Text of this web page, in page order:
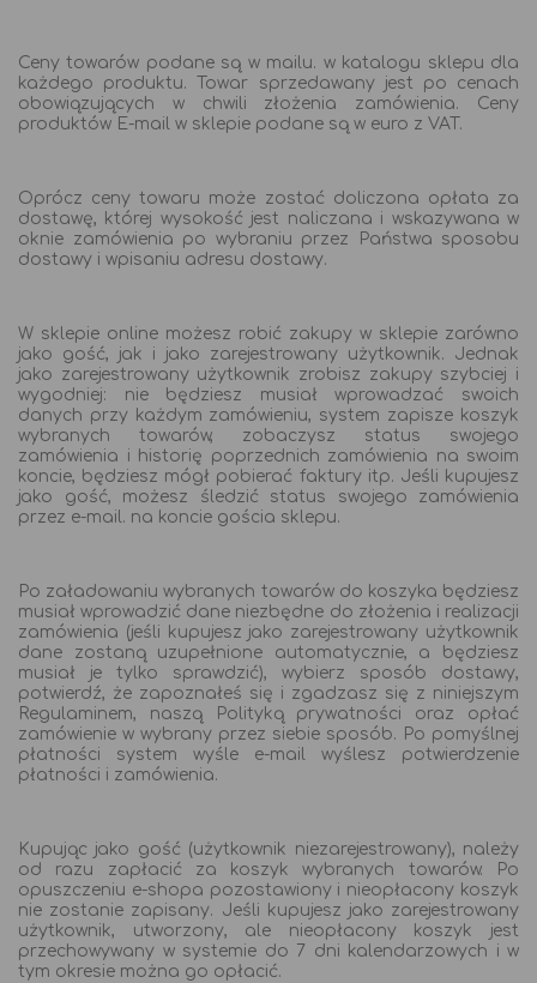
Ceny towarów podane są w mailu. w katalogu sklepu dla
każdego produktu. Towar sprzedawany jest po cenach
obowiązujących w chwili złożenia zamówienia. Ceny
produktów E-mail w sklepie podane są w euro z VAT.
Oprócz ceny towaru może zostać doliczona opłata za
dostawę, której wysokość jest naliczana i wskazywana w
oknie zamówienia po wybraniu przez Państwa sposobu
dostawy i wpisaniu adresu dostawy.
W sklepie online możesz robić zakupy w sklepie zarówno
jako gość, jak i jako zarejestrowany użytkownik. Jednak
jako zarejestrowany użytkownik zrobisz zakupy szybciej i
wygodniej: nie będziesz musiał wprowadzać swoich
danych przy każdym zamówieniu, system zapisze koszyk
wybranych towarów, zobaczysz status swojego
zamówienia i historię poprzednich zamówienia na swoim
koncie, będziesz mógł pobierać faktury itp. Jeśli kupujesz
jako gość, możesz śledzić status swojego zamówienia
przez e-mail. na koncie gościa sklepu.
Po załadowaniu wybranych towarów do koszyka będziesz
musiał wprowadzić dane niezbędne do złożenia i realizacji
zamówienia (jeśli kupujesz jako zarejestrowany użytkownik
dane zostaną uzupełnione automatycznie, a będziesz
musiał je tylko sprawdzić), wybierz sposób dostawy,
potwierdź, że zapoznałeś się i zgadzasz się z niniejszym
Regulaminem, naszą Polityką prywatności oraz opłać
zamówienie w wybrany przez siebie sposób. Po pomyślnej
płatności system wyśle ​​e-mail wyślesz potwierdzenie
płatności i zamówienia.
Kupując jako gość (użytkownik niezarejestrowany), należy
od razu zapłacić za koszyk wybranych towarów. Po
opuszczeniu e-shopa pozostawiony i nieopłacony koszyk
nie zostanie zapisany. Jeśli kupujesz jako zarejestrowany
użytkownik, utworzony, ale nieopłacony koszyk jest
przechowywany w systemie do 7 dni kalendarzowych i w
tym okresie można go opłacić.